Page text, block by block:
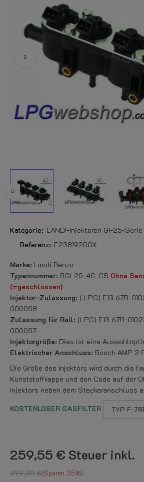
Kategorie: LANDI-Injektoren GI-25-Serie
Referenz: E23819200X
Marke: Landi Renzo
Typennummer: RGI-25-4C-CS Ohne
(=geschlossen)
Injektor-Zulassung: ( LPG) E13 67R-
000058
Zulassung für Rail: (LPG) E13 67R-
000057
Injektorgröße: Dies ist eine
Elektrischer Anschluss: Bosch AMP 2
Die Größe des Injektors wird durch die
Kunststoffkappe und den Code auf der
Injektors neben dem Steckeranschluss
KOSTENLOSER GASFILTER
TYP F-781
259,55 € Steuer inkl.
399,30 € Sparen 35%